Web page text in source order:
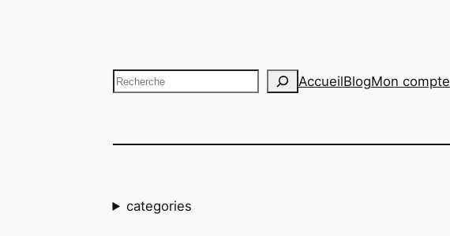
Recherche
AccueilBlogMon compte
categories